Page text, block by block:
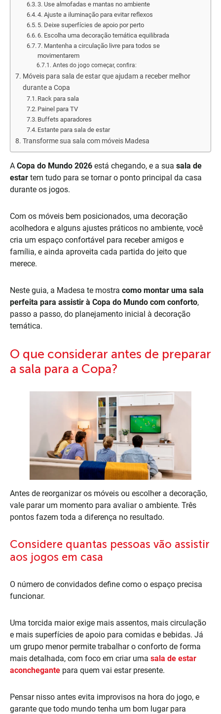
3. Use almofadas e mantas no ambiente
4. Ajuste a iluminação para evitar reflexos
5. Deixe superfícies de apoio por perto
6. Escolha uma decoração temática equilibrada
7. Mantenha a circulação livre para todos se
movimentarem
Antes do jogo começar, confira:
Móveis para sala de estar que ajudam a receber melhor
durante a Copa
Rack para sala
Painel para TV
Buffets aparadores
Estante para sala de estar
Transforme sua sala com móveis Madesa
A Copa do Mundo 2026 está chegando, e a sua sala de
estar tem tudo para se tornar o ponto principal da casa
durante os jogos.
Com os móveis bem posicionados, uma decoração
acolhedora e alguns ajustes práticos no ambiente, você
cria um espaço confortável para receber amigos e
família, e ainda aproveita cada partida do jeito que
merece.
Neste guia, a Madesa te mostra como montar uma sala
perfeita para assistir à Copa do Mundo com conforto,
passo a passo, do planejamento inicial à decoração
temática.
O que considerar antes de preparar
a sala para a Copa?
Antes de reorganizar os móveis ou escolher a decoração,
vale parar um momento para avaliar o ambiente. Três
pontos fazem toda a diferença no resultado.
Considere quantas pessoas vão assistir
aos jogos em casa
O número de convidados define como o espaço precisa
funcionar.
Uma torcida maior exige mais assentos, mais circulação
e mais superfícies de apoio para comidas e bebidas. Já
um grupo menor permite trabalhar o conforto de forma
mais detalhada, com foco em criar uma sala de estar
aconchegante para quem vai estar presente.
Pensar nisso antes evita improvisos na hora do jogo, e
garante que todo mundo tenha um bom lugar para